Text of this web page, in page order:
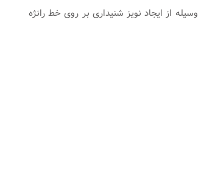
از ایجاد نویز شنیداری بر روی خط رانژه